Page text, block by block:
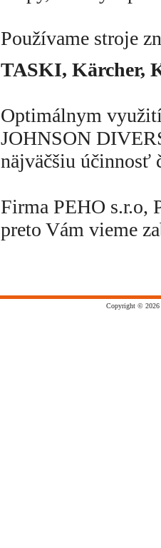
Používame stroje
TASKI, Kärcher,
Optimálnym
JOHNSON
näjväčšiu účinnosť
Firma PEHO s.r.o,
preto Vám vieme
Copyright © 2026